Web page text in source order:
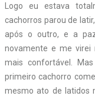
Logo eu estava
cachorros parou de
após o outro, e a
novamente e me virei
mais confortável.
primeiro cachorro
mesmo ato de latidos